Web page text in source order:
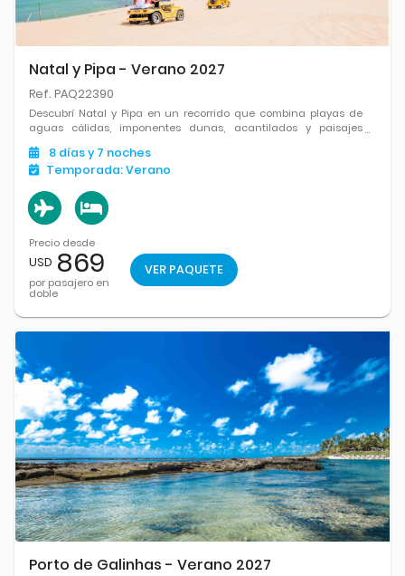
Natal y Pipa - Verano 2027
Ref. PAQ22390
Descubrí Natal y Pipa en un recorrido que combina playas de
aguas cálidas, imponentes dunas, acantilados y paisajes
naturales únicos en el corazón del nordeste brasileño.
8 díasy 7 noches
Temporada:Verano
Precio desde
USD 869
por pasajero en
doble
VER PAQUETE
Porto de Galinhas - Verano 2027